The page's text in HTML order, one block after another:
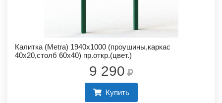
Калитка (Metra) 1940х1000 (проушины,каркас
40х20,столб 60х40) пр.откр.(цвет.)
9 290
Купить